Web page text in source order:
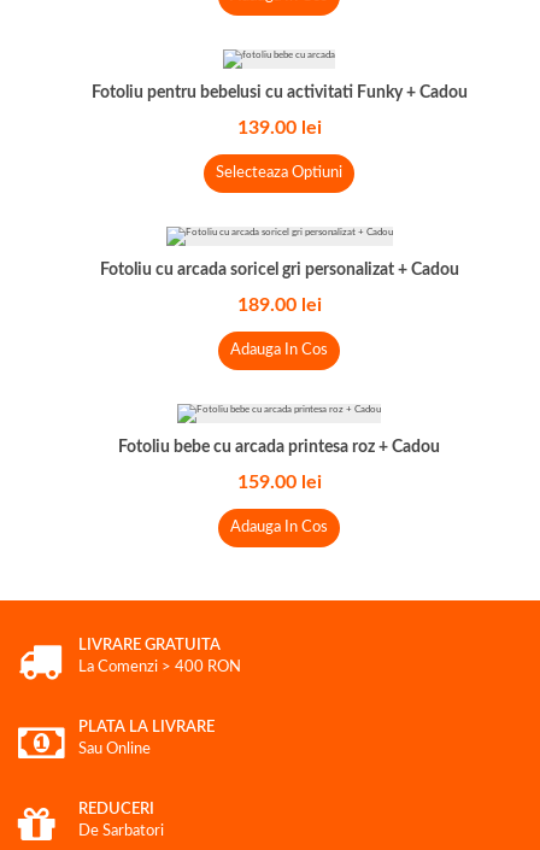
Fotoliu pentru bebelusi cu activitati Funky + Cadou
139.00 lei
Selecteaza Optiuni
Fotoliu cu arcada soricel gri personalizat + Cadou
189.00 lei
Adauga In Cos
Fotoliu bebe cu arcada printesa roz + Cadou
159.00 lei
Adauga In Cos
LIVRARE GRATUITA
La Comenzi > 400 RON
PLATA LA LIVRARE
Sau Online
REDUCERI
De Sarbatori